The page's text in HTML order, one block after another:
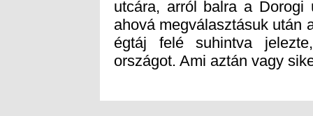
országot. Ami aztán vagy